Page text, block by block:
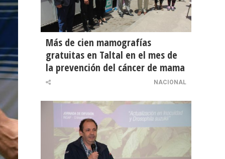
Más de cien mamografías
gratuitas en Taltal en el mes de
la prevención del cáncer de mama
NACIONAL